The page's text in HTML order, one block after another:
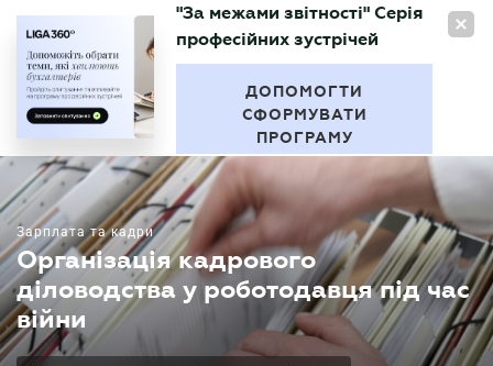
UA
БУХГАЛТЕР
"За межами звітності" Серія
професійних зустрічей
ДОПОМОГТИ
СФОРМУВАТИ
ПРОГРАМУ
Зарплата та кадри
Організація кадрового
діловодства у роботодавця під час
війни